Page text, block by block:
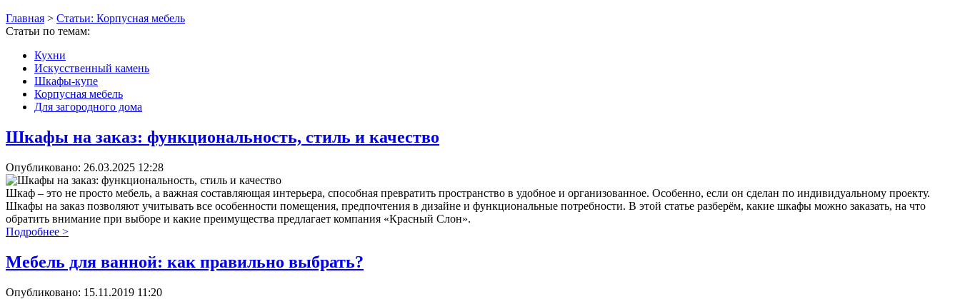
Главная > Статьи: Корпусная мебель
Статьи по темам:
Кухни
Искусственный камень
Шкафы-купе
Корпусная мебель
Для загородного дома
Шкафы на заказ: функциональность, стиль и качество
Опубликовано: 26.03.2025 12:28
Шкаф – это не просто мебель, а важная составляющая интерьера, способная превратить пространство в удобное и организованное. Особенно, если он сделан по индивидуальному проекту.
Шкафы на заказ позволяют учитывать все особенности помещения, предпочтения в дизайне и функциональные потребности. В этой статье разберём, какие шкафы можно заказать, на что
обратить внимание при выборе и какие преимущества предлагает компания «Красный Слон».
Подробнее >
Мебель для ванной: как правильно выбрать?
Опубликовано: 15.11.2019 11:20